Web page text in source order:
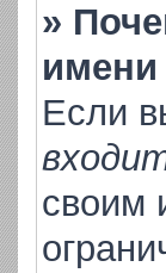
»
имени
Если
своим